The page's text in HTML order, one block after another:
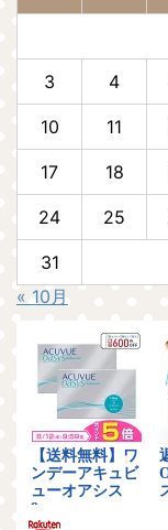
3 4
10 11
17 18
24 25
31
« 10月